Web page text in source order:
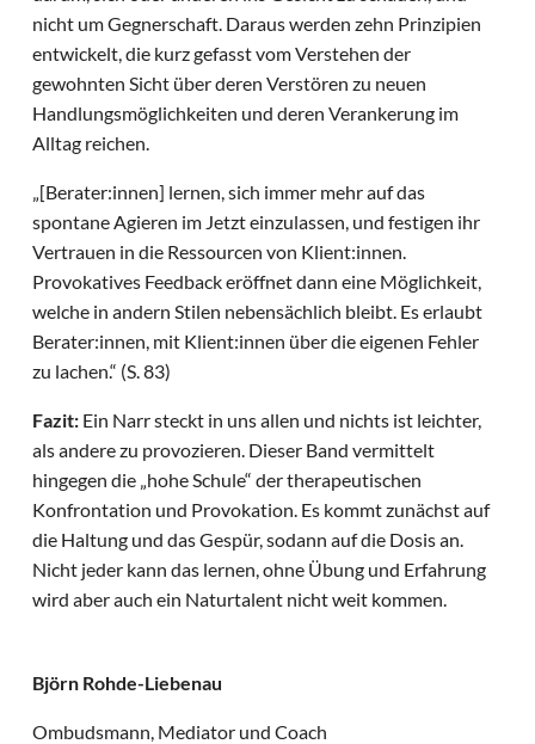
nicht um Gegnerschaft. Daraus werden zehn Prinzipien
entwickelt, die kurz gefasst vom Verstehen der
gewohnten Sicht über deren Verstören zu neuen
Handlungsmöglichkeiten und deren Verankerung im
Alltag reichen.
„[Berater:innen] lernen, sich immer mehr auf das
spontane Agieren im Jetzt einzulassen, und festigen ihr
Vertrauen in die Ressourcen von Klient:innen.
Provokatives Feedback eröffnet dann eine Möglichkeit,
welche in andern Stilen nebensächlich bleibt. Es erlaubt
Berater:innen, mit Klient:innen über die eigenen Fehler
zu lachen.“ (S. 83)
Fazit: Ein Narr steckt in uns allen und nichts ist leichter,
als andere zu provozieren. Dieser Band vermittelt
hingegen die „hohe Schule“ der therapeutischen
Konfrontation und Provokation. Es kommt zunächst auf
die Haltung und das Gespür, sodann auf die Dosis an.
Nicht jeder kann das lernen, ohne Übung und Erfahrung
wird aber auch ein Naturtalent nicht weit kommen.
Björn Rohde-Liebenau
Ombudsmann, Mediator und Coach